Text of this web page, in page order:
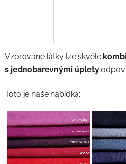
Vzorované látky lze skvěle
s jednobarevnými úplety
Toto je naše nabídka: